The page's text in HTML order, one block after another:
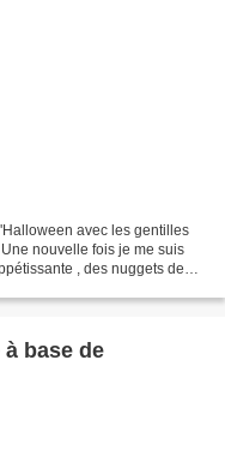
avec les gentilles
nouvelle fois je me suis
, des nuggets de
base de